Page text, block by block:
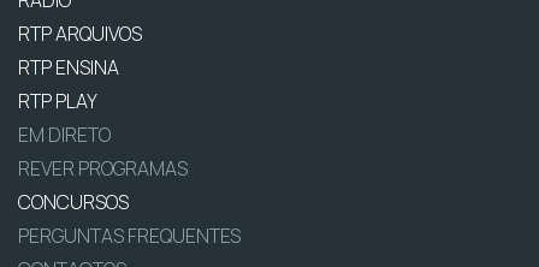
RTP ARQUIVOS
RTP ENSINA
RTP PLAY
EM DIRETO
REVER PROGRAMAS
CONCURSOS
PERGUNTAS FREQUENTES